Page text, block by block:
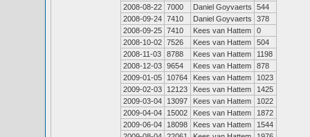
2008-08-22 7000 Daniel Goyvaerts
544
2008-09-24 7410 Daniel Goyvaerts
378
2008-09-25 7410 Kees van Hattem
0
2008-10-02 7526 Kees van Hattem
504
2008-11-03
8788 Kees van Hattem
1198
2008-12-03 9654 Kees van Hattem
878
2009-01-05
10764 Kees van Hattem
1023
2009-02-03
12123 Kees van Hattem
1425
2009-03-04
13097 Kees van Hattem
1022
2009-04-04
15002 Kees van Hattem
1872
2009-06-04
18098 Kees van Hattem
1544